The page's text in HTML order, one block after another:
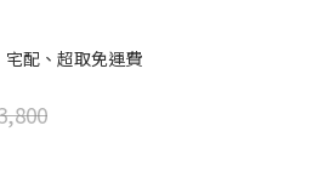
配、超取免運費